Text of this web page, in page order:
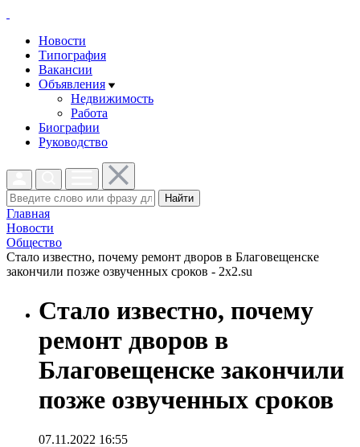
Новости
Типография
Вакансии
Объявления
Недвижимость
Работа
Биографии
Руководство
Найти
Главная
Новости
Общество
Стало известно, почему ремонт дворов в Благовещенске
закончили позже озвученных сроков - 2x2.su
Стало известно, почему
ремонт дворов в
Благовещенске закончили
позже озвученных сроков
07.11.2022 16:55